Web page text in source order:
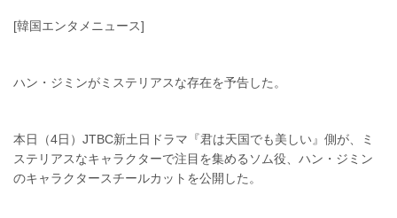
[韓国エンタメニュース]
ハン・ジミンがミステリアスな存在を予告した。
本日（4日）JTBC新土日ドラマ『君は天国でも美しい』側が、ミ
ステリアスなキャラクターで注目を集めるソム役、ハン・ジミン
のキャラクタースチールカットを公開した。